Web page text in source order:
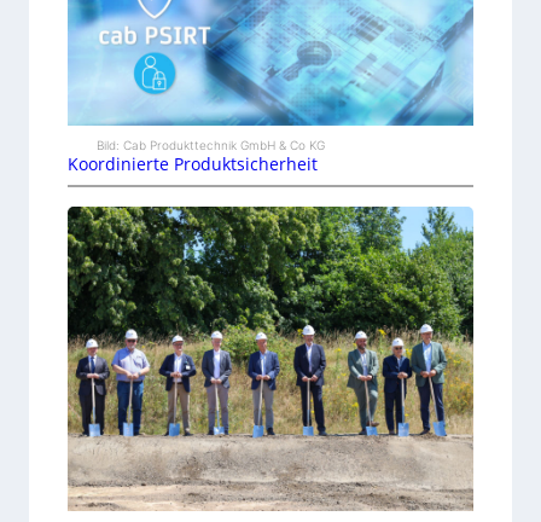
Bild: Cab Produkttechnik GmbH & Co KG
Koordinierte Produktsicherheit